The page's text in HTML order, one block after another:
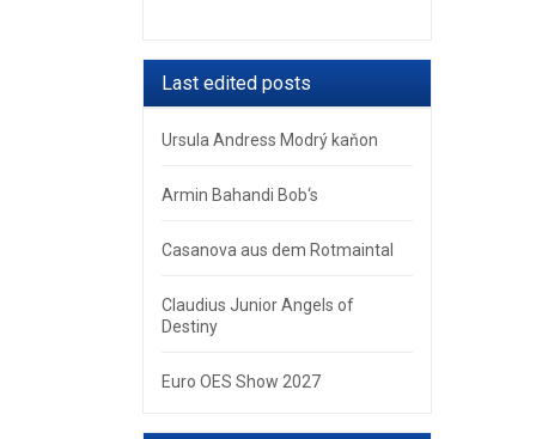
Last edited posts
Ursula Andress Modrý kaňon
Armin Bahandi Bob‘s
Casanova aus dem Rotmaintal
Claudius Junior Angels of
Destiny
Euro OES Show 2027